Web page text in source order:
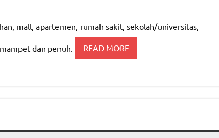
mall, apartemen, rumah sakit, sekolah/universitas,
dan penuh. READ MORE